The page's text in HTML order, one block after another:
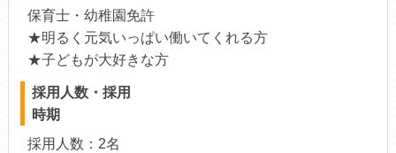
保育士・幼稚園免許
★明るく元気いっぱい働いてくれる方
★子どもが大好きな方
採用人数・採用
時期
採用人数：2名